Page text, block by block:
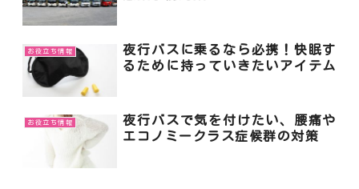
お役立ち情報
夜行バスに乗るなら必携！快眠す
るために持っていきたいアイテム
お役立ち情報
夜行バスで気を付けたい、腰痛や
エコノミークラス症候群の対策